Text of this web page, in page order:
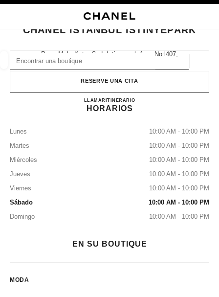
CERRAR TARJETA DE BOUTIQUE CHANEL ISTANBUL İSTİNYEPARK
CHANEL ISTANBUL İSTİNYEPARK
Pınar Mah. Katar Cad. İstinyepark Avm No:l407,
34460 Istanbul, İstanbul
RESERVE UNA CITA
LLAMAR2127096300ITINERARIOCHANEL ISTANBUL
HORARIOS
Lunes
10:00 AM - 10:00 PM
Martes
10:00 AM - 10:00 PM
Miércoles
10:00 AM - 10:00 PM
Jueves
10:00 AM - 10:00 PM
Viernes
10:00 AM - 10:00 PM
Sábado
10:00 AM - 10:00 PM
Domingo
10:00 AM - 10:00 PM
EN SU BOUTIQUE
MODA
resultado de los filtros por: RELOJERÍA Y JOYERÍA